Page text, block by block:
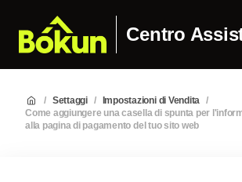
Centro
/ Settaggi / Impostazioni di Vendita /
Come aggiungere una casella di spunta per
alla pagina di pagamento del tuo sito web